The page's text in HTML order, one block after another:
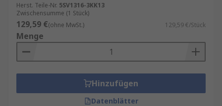
Herst. Teile-Nr. 5SV1316-3KK13
Zwischensumme (1 Stück)
129,59 €(ohne MwSt.) 129,59 €/Stück
Menge
Hinzufügen
Datenblätter